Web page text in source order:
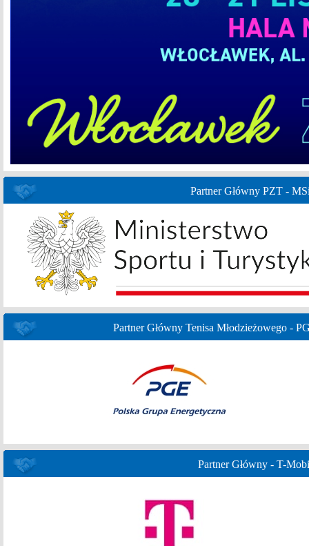
Partner Główny PZT -
Partner Główny Tenisa Młodzieżowego -
Partner Główny - T-